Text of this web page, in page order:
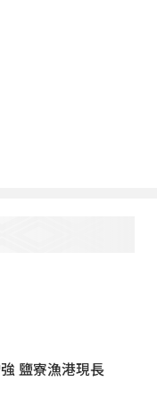
鹽寮漁港現長